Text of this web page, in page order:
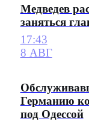
Медведев
заняться
17:43
8 АВГ
Германию
под Одессой